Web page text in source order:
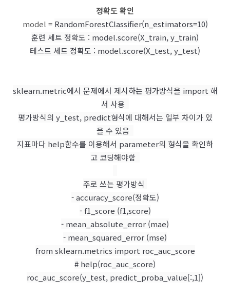
정확도 확인
model = RandomForestClassifier(n_estimators=10)
훈련 세트 정확도 : model.score(X_train, y_train)
테스트 세트 정확도 : model.score(X_test, y_test)
sklearn.metric에서 문제에서 제시하는 평가방식을 import 해
서 사용
평가방식의 y_test, predict형식에 대해서는 일부 차이가 있
을 수 있음
지표마다 help함수를 이용해서 parameter의 형식을 확인하
고 코딩해야함
주로 쓰는 평가방식
- accuracy_score(정확도)
- f1_score (f1,score)
- mean_absolute_error (mae)
- mean_squared_error (mse)
from sklearn.metrics import roc_auc_score
# help(roc_auc_score)
roc_auc_score(y_test, predict_proba_value[:,1])